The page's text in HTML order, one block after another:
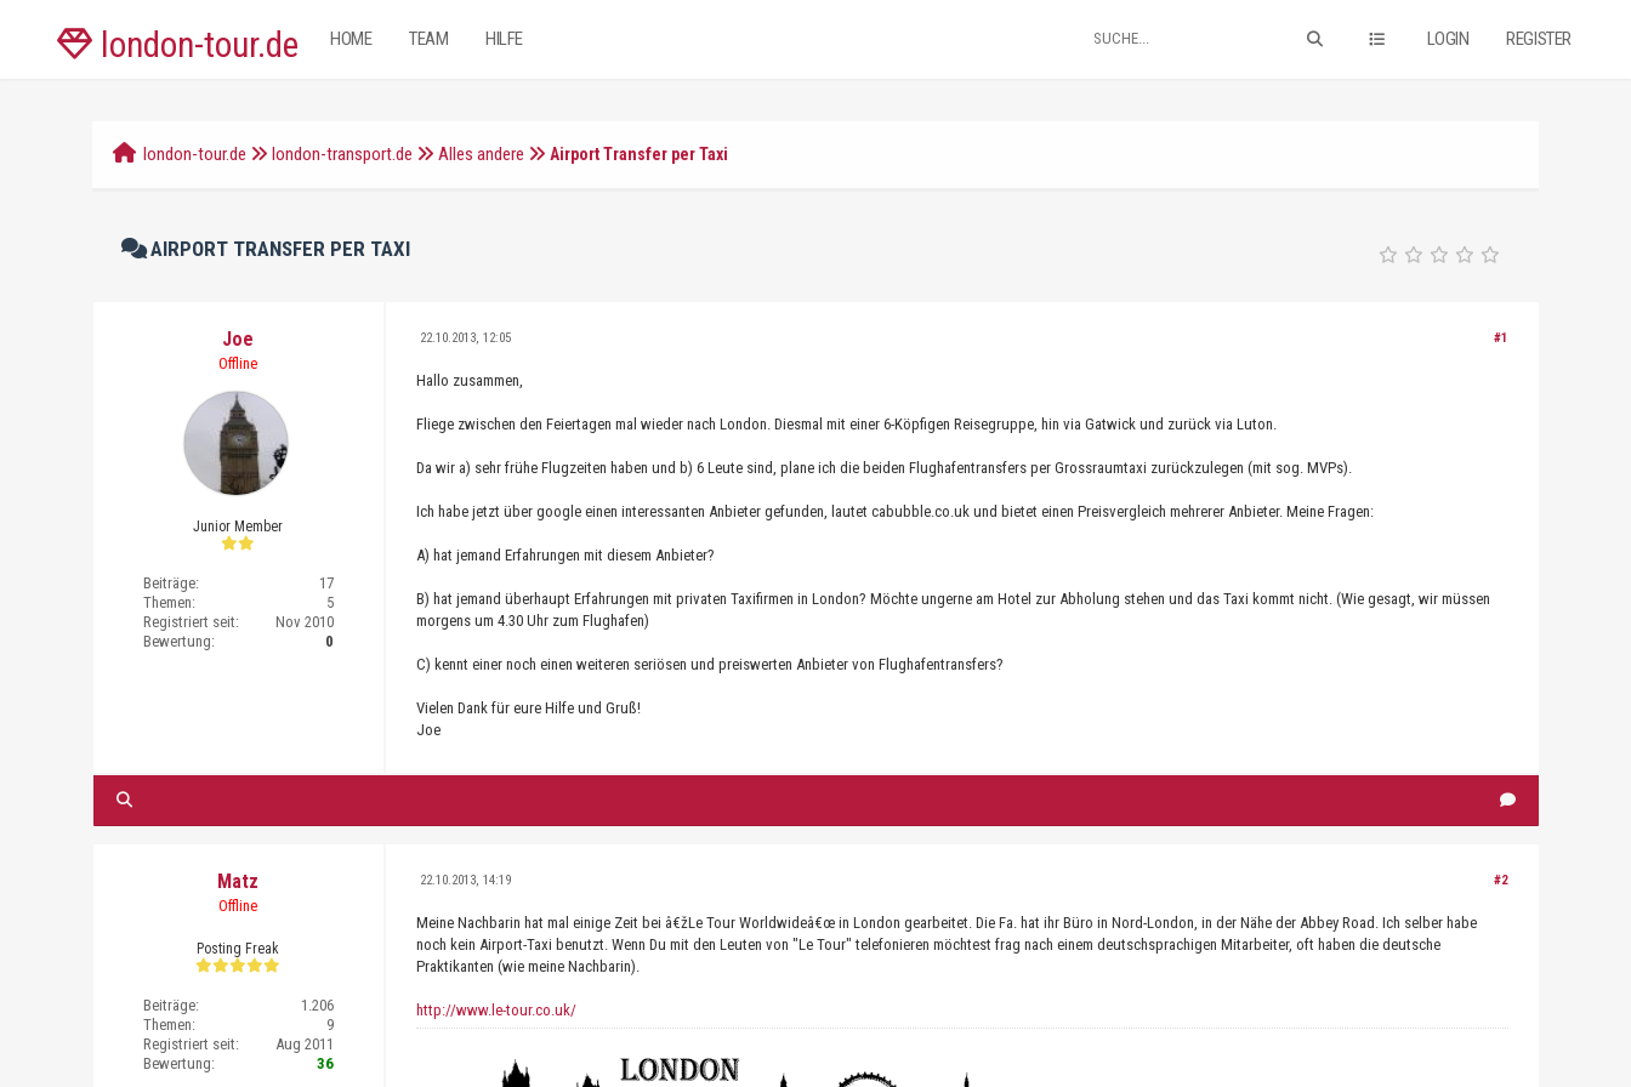
london-tour.de LOGIN REGISTER
HOME TEAM HILFE
london-tour.de london-transport.de Alles andere Airport Transfer per Taxi
AIRPORT TRANSFER PER TAXI
Joe
Offline
Junior Member
Beiträge:
17
Themen:
5
Registriert seit:
Nov 2010
Bewertung:
0
#1
22.10.2013, 12:05
Hallo zusammen,
Fliege zwischen den Feiertagen mal wieder nach London. Diesmal mit einer 6-Köpfigen Reisegruppe, hin via Gatwick und zurück via Luton.
Da wir a) sehr frühe Flugzeiten haben und b) 6 Leute sind, plane ich die beiden Flughafentransfers per Grossraumtaxi zurückzulegen (mit sog. MVPs).
Ich habe jetzt über google einen interessanten Anbieter gefunden, lautet cabubble.co.uk und bietet einen Preisvergleich mehrerer Anbieter. Meine Fragen:
A) hat jemand Erfahrungen mit diesem Anbieter?
B) hat jemand überhaupt Erfahrungen mit privaten Taxifirmen in London? Möchte ungerne am Hotel zur Abholung stehen und das Taxi kommt nicht. (Wie gesagt, wir müssen
morgens um 4.30 Uhr zum Flughafen)
C) kennt einer noch einen weiteren seriösen und preiswerten Anbieter von Flughafentransfers?
Vielen Dank für eure Hilfe und Gruß!
Joe
Matz
Offline
Posting Freak
Beiträge:
1.206
Themen:
9
Registriert seit:
Aug 2011
Bewertung:
36
#2
22.10.2013, 14:19
Meine Nachbarin hat mal einige Zeit bei â€žLe Tour Worldwideâ€œ in London gearbeitet. Die Fa. hat ihr Büro in Nord-London, in der Nähe der Abbey Road. Ich selber habe
noch kein Airport-Taxi benutzt. Wenn Du mit den Leuten von "Le Tour" telefonieren möchtest frag nach einem deutschsprachigen Mitarbeiter, oft haben die deutsche
Praktikanten (wie meine Nachbarin).
http://www.le-tour.co.uk/